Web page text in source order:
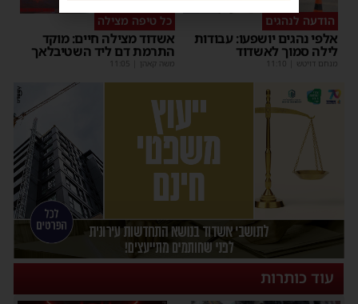
הודעה לנהגים
אלפי נהגים יושפעו: עבודות
לילה סמוך לאשדוד
מנחם דויטש
כל טיפה מצילה
אשדוד מצילה חיים: מוקד
התרמת דם ליד השטיבלאך
משה קאהן 11:05
עוד כותרות